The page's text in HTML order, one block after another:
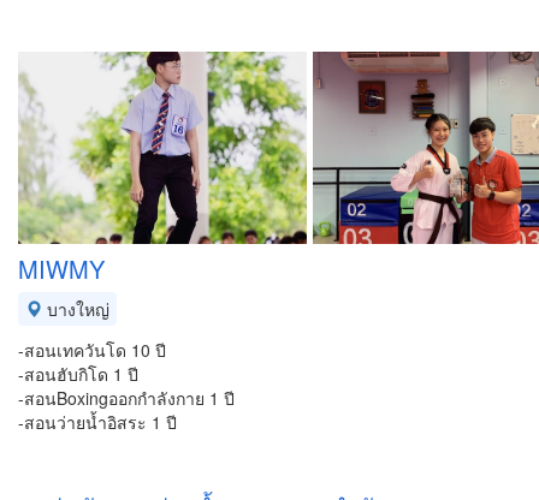
MIWMY
บางใหญ่
-สอนเทควันโด 10 ปี
-สอนฮับกิโด 1 ปี
-สอนBoxingออกกำลังกาย 1 ปี
-สอนว่ายน้ำอิสระ 1 ปี